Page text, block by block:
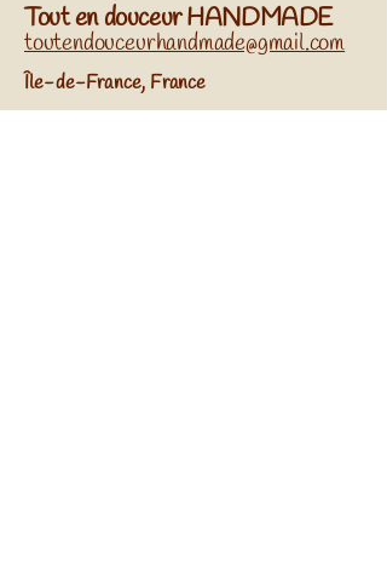
Tout en douceur HANDMADE
toutendouceurhandmade@gmail.com
​Île-de-France, France